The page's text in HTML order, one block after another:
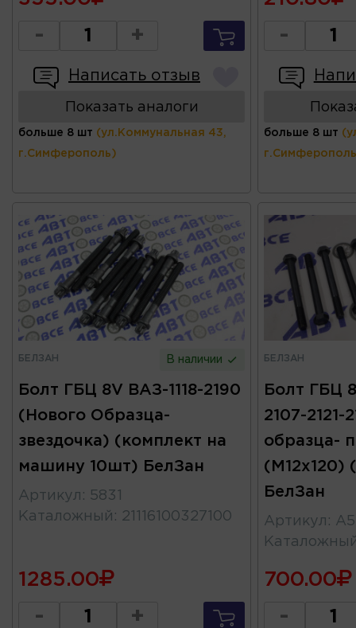
- +
Написать отзыв
Показать аналоги
больше 8 шт (ул.Коммунальная 43,
г.Симферополь)
-
больше 8 шт
БЕЛЗАН В наличии
Болт ГБЦ 8V ВАЗ-1118-2190
(Нового Образца-
звездочка) (комплект на
машину 10шт) БелЗан
Артикул : 5831
Каталожный : 21116100327100
1285.00
- +
БЕЛЗАН
Болт ГБЦ
2107-2121-
образца-
(М12х120)
БелЗан
Артикул :
700.00
-